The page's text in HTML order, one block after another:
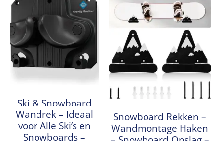
Ski & Snowboard
Wandrek – Ideaal
voor Alle Ski’s en
Snowboards –
Snowboard Rekken –
Wandmontage Haken